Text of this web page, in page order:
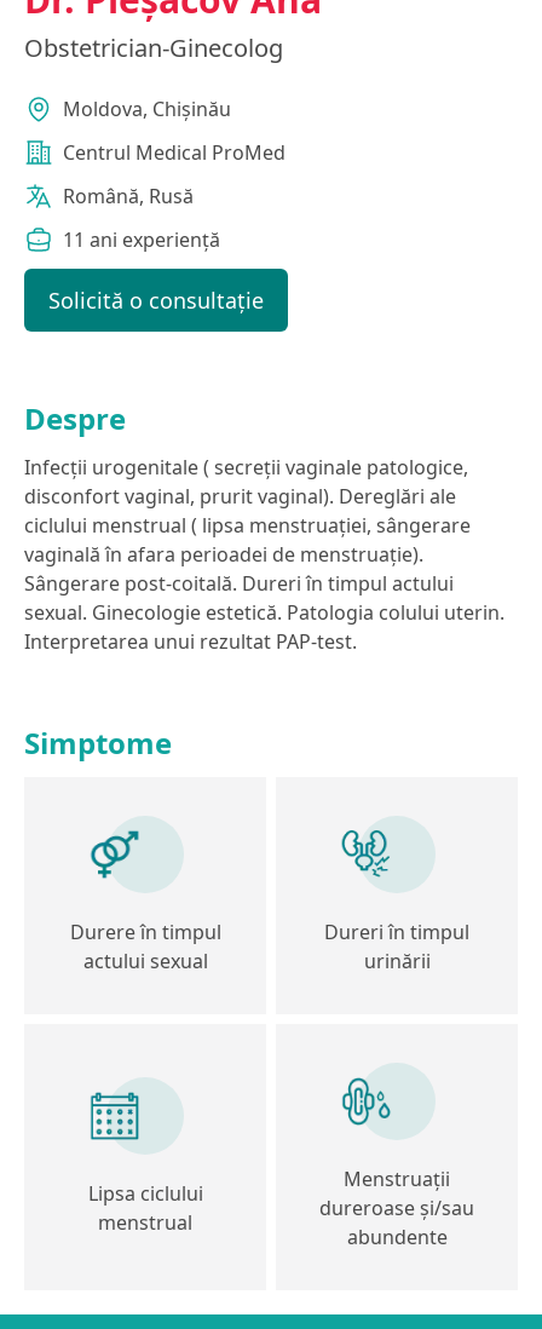
Obstetrician-Ginecolog
Moldova, Chișinău
Centrul Medical ProMed
Română, Rusă
11 ani experiență
Solicită o consultație
Despre
Infecții urogenitale ( secreții vaginale patologice,
disconfort vaginal, prurit vaginal). Dereglări ale
ciclului menstrual ( lipsa menstruației, sângerare
vaginală în afara perioadei de menstruație).
Sângerare post-coitală. Dureri în timpul actului
sexual. Ginecologie estetică. Patologia colului uterin.
Interpretarea unui rezultat PAP-test.
Simptome
Durere în timpul
actului sexual
Dureri în timpul
urinării
Lipsa ciclului
menstrual
Menstruații
dureroase și/sau
abundente